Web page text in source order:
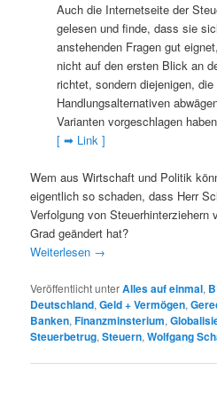
Auch die Internetseite der
gelesen und finde, dass sie
anstehenden Fragen gut
nicht auf den ersten Blick an
richtet, sondern diejenigen,
Handlungsalternativen
Varianten vorgeschlagen
[ ➡ Link ]
Wem aus Wirtschaft und Politik
eigentlich so schaden, dass Herr
Verfolgung von Steuerhinterziehern
Grad geändert hat?
Weiterlesen →
Veröffentlicht unterAlles auf einmal,
Deutschland,Geld + Vermögen,
Banken,Finanzminsterium,
Steuerbetrug,Steuern,Wolfgang